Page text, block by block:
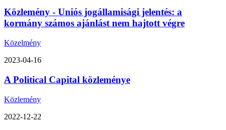
Közlemény - Uniós jogállamisági jelentés: a
kormány számos ajánlást nem hajtott végre
Közelmény
2023-04-16
A Political Capital közleménye
Közlemény
2022-12-22